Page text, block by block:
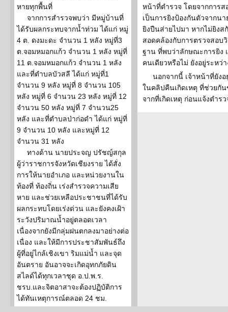
หายทุกพื้นที่
จากการสำรวจพบว่า มีหมู่บ้านที่
ได้รับผลกระทบจากน้ำท่วม ได้แก่ หมู่
4 ต. ดงมะดะ จำนวน 1 หลัง หมู่ที่3
ต.จอมหมอกแก้ว จำนวน 1 หลัง หมู่ที่
11 ต.จอมหมอกแก้ว จำนวน 1 หลัง
และที่ตำบลบัวสลี ได้แก่ หมู่ที่1
จำนวน 9 หลัง หมู่ที่ 8 จำนวน 105
หลัง หมู่ที่ 6 จำนวน 23 หลัง หมู่ที่ 12
จำนวน 50 หลัง หมู่ที่ 7 จำนวน25
หลัง และที่ตำบลป่าก่อดำ ได้แก่ หมู่ที่
9 จำนวน 10 หลัง และหมู่ที่ 12
จำนวน 31 หลัง
ทางด้าน นายประจญ ปรัชญ์สกุล
ผู้ว่าราชการจังหวัดเชียงราย ได้สั่ง
การให้นายอำเภอ และหน่วยงานใน
ท้องที่ ท้องถิ่น เร่งสำรวจความเสีย
หาย และช่วยเหลือประชาชนที่ได้รับ
ผลกระทบโดยเร่งด่วน และยังคงเฝ้า
ระวังปริมาณน้ำอยู่ตลอดเวลา
เนื่องจากยังมีกลุ่มฝนตกลงมาอย่างต่อ
เนื่อง และให้มีการประชาสัมพันธ์ถึง
ผู้ที่อยู่ไกล้เชิงเขา ริมแม่น้ำ และจุด
อันตราย อันอาจจะเกิดอุทกภัยดิน
สไลด์ได้ทุกเวลาชุด อ.ป.พ.ร.
ชรบ.และจิตอาสาจะต้องปฏิบัติการ
ได้ทันเหตุการณ์ตลอด 24 ชม.
หน้าที่ตำรวจ โดยจากการส
เป็นการยิงป้องกันตัวจากน
ยิงปืนส่ายไปมา หากไม่ยิง
สอดคล้องกับการตรวจสอบ
ฐาน ที่พบว่าลักษณะการยิง
คนเดียวหรือไม่ ยังอยู่ระหว่
นอกจากนี้ เจ้าหน้าที่ยัง
ในคลิปคืนเกิดเหตุ ที่ช่วยกั
จากที่เกิดเหตุ ก่อนแจ้งตำร